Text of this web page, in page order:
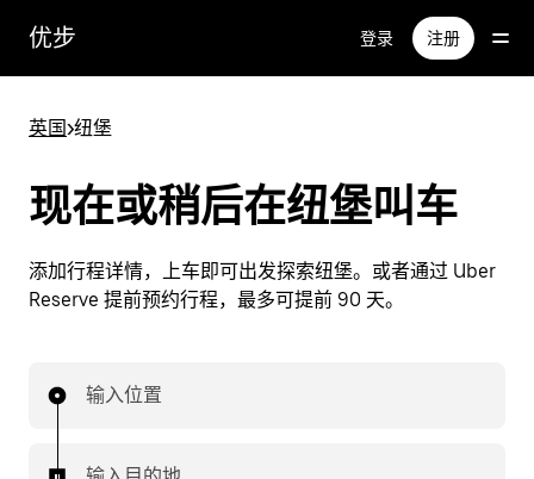
优步 登录 注册
英国>纽堡
现在或稍后在纽堡叫车
添加行程详情，上车即可出发探索纽堡。或者通过 Uber
Reserve 提前预约行程，最多可提前 90 天。
输入位置